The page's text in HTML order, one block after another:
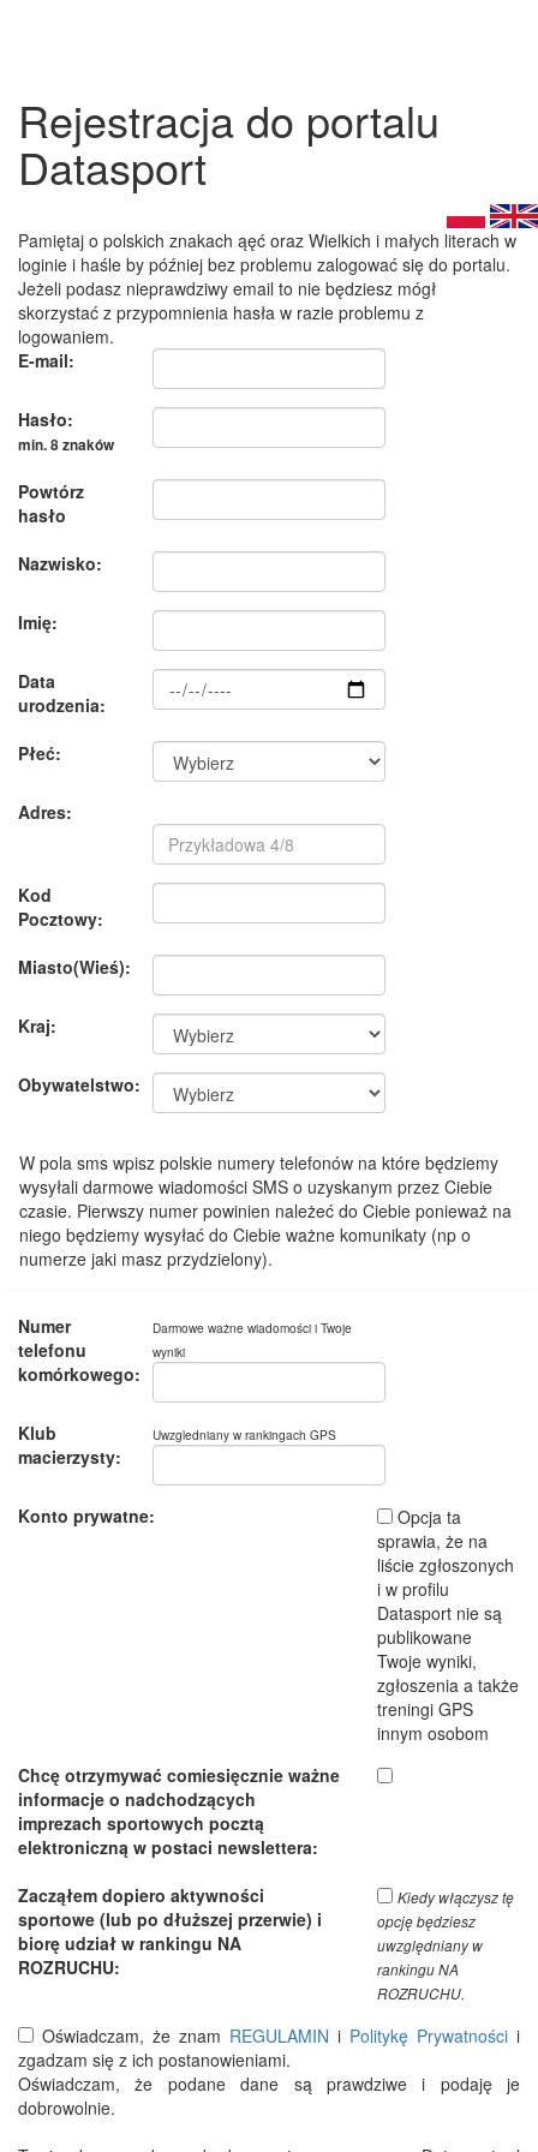
Rejestracja do portalu
Datasport
Pamiętaj o polskich znakach ąęć oraz Wielkich i małych literach w
loginie i haśle by później bez problemu zalogować się do portalu.
Jeżeli podasz nieprawdziwy email to nie będziesz mógł
skorzystać z przypomnienia hasła w razie problemu z
logowaniem.
E-mail:
Hasło:
min. 8 znaków
Powtórz
hasło
Nazwisko:
Imię:
Data
urodzenia:
Płeć:
Adres:
Kod
Pocztowy:
Miasto(Wieś):
Kraj:
Obywatelstwo:
W pola sms wpisz polskie numery telefonów na które będziemy
wysyłali darmowe wiadomości SMS o uzyskanym przez Ciebie
czasie. Pierwszy numer powinien należeć do Ciebie ponieważ na
niego będziemy wysyłać do Ciebie ważne komunikaty (np o
numerze jaki masz przydzielony).
Numer
telefonu
komórkowego:
Darmowe ważne wiadomości i Twoje
wyniki
Klub
macierzysty:
Uwzgledniany w rankingach GPS
Konto prywatne:
Opcja ta
sprawia, że na
liście zgłoszonych
i w profilu
Datasport nie są
publikowane
Twoje wyniki,
zgłoszenia a także
treningi GPS
innym osobom
Chcę otrzymywać comiesięcznie ważne
informacje o nadchodzących
imprezach sportowych pocztą
elektroniczną w postaci newslettera:
Zacząłem dopiero aktywności
sportowe (lub po dłuższej przerwie) i
biorę udział w rankingu NA
ROZRUCHU:
Kiedy włączysz tę
opcję będziesz
uwzględniany w
rankingu NA
ROZRUCHU.
Oświadczam, że znam REGULAMIN i Politykę Prywatności i
zgadzam się z ich postanowieniami.
Oświadczam, że podane dane są prawdziwe i podaję je
dobrowolnie.